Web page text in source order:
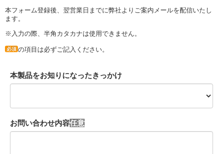
本フォーム登録後、翌営業日までに弊社よりご案内メールを配信いたし
ます。
※入力の際、半角カタカナは使用できません。
必須 の項目は必ずご記入ください。
本製品をお知りになったきっかけ
お問い合わせ内容